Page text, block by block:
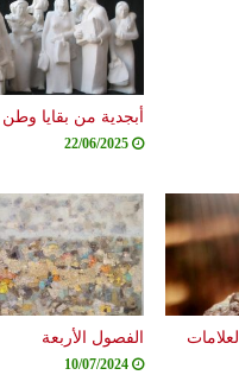
أبجدية من بقايا وطن
22/06/2025
الفصول الأربعة
10/07/2024